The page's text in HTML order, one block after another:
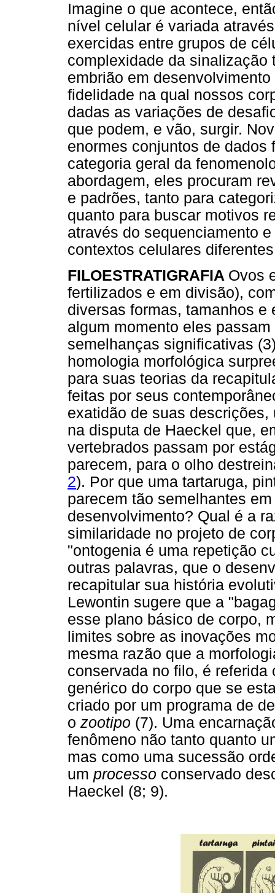
Imagine o que acontece,
nível celular é variada
exercidas entre grupos de
complexidade da
embrião em
fidelidade na qual nossos
dadas as variações de
que podem, e vão, surgir.
enormes conjuntos de dados
categoria geral da
abordagem, eles procuram
e padrões, tanto para
quanto para buscar motivos
através do sequenciamento
contextos celulares
FILOESTRATIGRAFIA Ovos
fertilizados e em divisão),
diversas formas, tamanhos
algum momento eles
semelhanças significativas
homologia morfológica
para suas teorias da
feitas por seus
exatidão de suas
na disputa de Haeckel que,
vertebrados passam por
parecem, para o olho
2). Por que uma tartaruga,
parecem tão semelhantes
desenvolvimento? Qual é a
similaridade no projeto de
"ontogenia é uma repetição
outras palavras, que o
recapitular sua história
Lewontin sugere que a
esse plano básico de corpo,
limites sobre as inovações
mesma razão que a
conservada no filo, é
genérico do corpo que se
criado por um programa de
o zootipo (7). Uma
fenômeno não tanto quanto
mas como uma sucessão
um processo conservado
Haeckel (8; 9).